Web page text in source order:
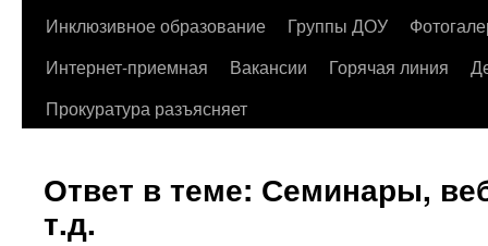
содержимому
Инклюзивное образование
Группы ДОУ
Интернет-приемная
Вакансии Горячая линия
Прокуратура разъясняет
Ответ в теме: Семинары,
т.д.